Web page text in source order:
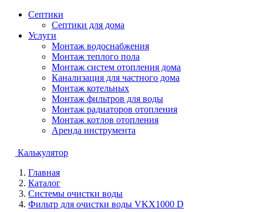
Септики
Септики для дома
Услуги
Монтаж водоснабжения
Монтаж теплого пола
Монтаж систем отопления дома
Канализация для частного дома
Монтаж котельных
Монтаж фильтров для воды
Монтаж радиаторов отопления
Монтаж котлов отопления
Аренда инструмента
Калькулятор
Главная
Каталог
Системы очистки воды
Фильтр для очистки воды VKX1000 D